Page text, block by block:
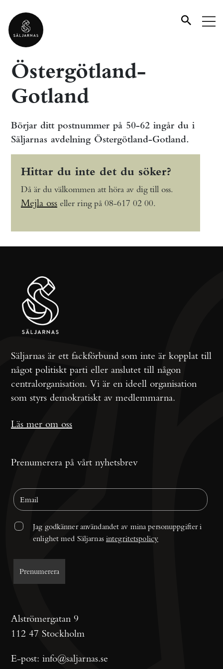
Östergötland-
Gotland
Börjar ditt postnummer på 50-62 ingår du i
Säljarnas avdelning Östergötland-Gotland.
Hittar du inte det du söker?
Då är du välkommen att höra av dig till oss.
Mejla oss eller ring på 08-617 02 00.
Säljarnas är ett fackförbund som inte är kopplat till
något politiskt parti eller anslutet till någon
centralorganisation. Vi är en ideell organisation
som styrs demokratiskt av medlemmarna.
Läs mer om oss
Prenumerera på vårt nyhetsbrev
Jag godkänner användandet av mina personuppgifter i
enlighet med Säljarnas integritetspolicy
Alströmergatan 9
112 47 Stockholm
E-post: info@saljarnas.se